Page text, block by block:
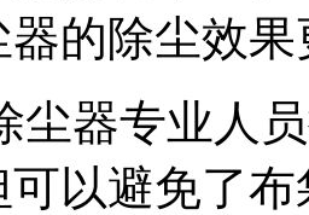
的除尘效
专业人员
以避免了